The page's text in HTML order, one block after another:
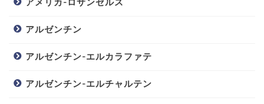
アルゼンチン
アルゼンチン-エルカラファテ
アルゼンチン-エルチャルテン